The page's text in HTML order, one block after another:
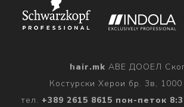
hair.mk АВЕ ДООЕЛ
Костурски Херои бр. 3в, 1000
тел. +389 2615 8615 пон-петок